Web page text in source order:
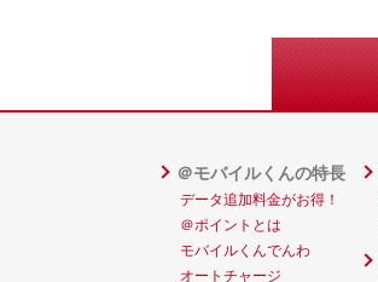
＠モバイルくんの特長
データ追加料金がお得！
＠ポイントとは
モバイルくんでんわ
オートチャージ